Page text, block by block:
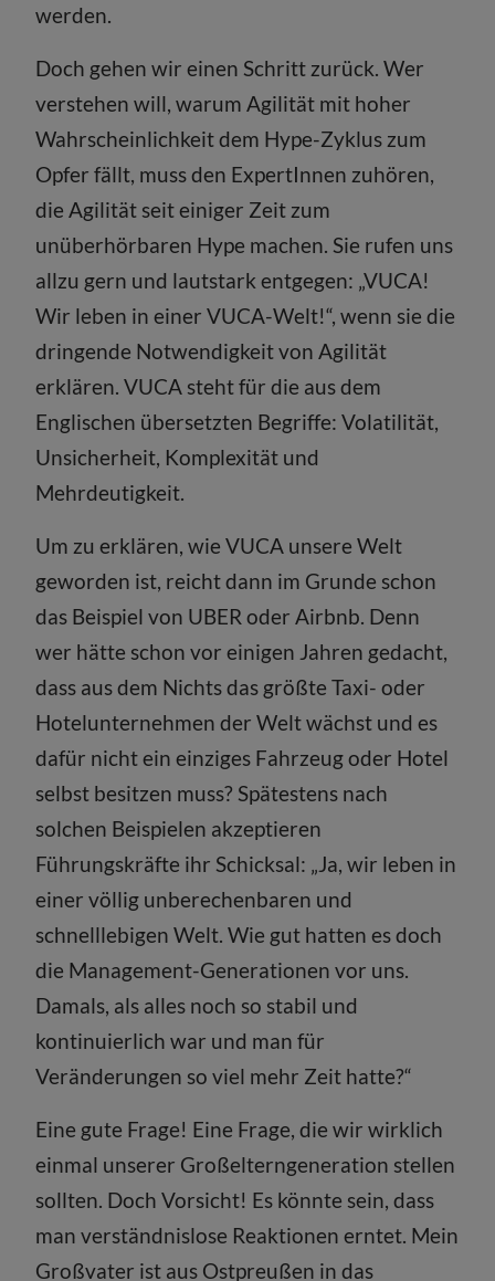
werden.
Doch gehen wir einen Schritt zurück. Wer
verstehen will, warum Agilität mit hoher
Wahrscheinlichkeit dem Hype-Zyklus zum
Opfer fällt, muss den ExpertInnen zuhören,
die Agilität seit einiger Zeit zum
unüberhörbaren Hype machen. Sie rufen uns
allzu gern und lautstark entgegen: „VUCA!
Wir leben in einer VUCA-Welt!“, wenn sie die
dringende Notwendigkeit von Agilität
erklären. VUCA steht für die aus dem
Englischen übersetzten Begriffe: Volatilität,
Unsicherheit, Komplexität und
Mehrdeutigkeit.
Um zu erklären, wie VUCA unsere Welt
geworden ist, reicht dann im Grunde schon
das Beispiel von UBER oder Airbnb. Denn
wer hätte schon vor einigen Jahren gedacht,
dass aus dem Nichts das größte Taxi- oder
Hotelunternehmen der Welt wächst und es
dafür nicht ein einziges Fahrzeug oder Hotel
selbst besitzen muss? Spätestens nach
solchen Beispielen akzeptieren
Führungskräfte ihr Schicksal: „Ja, wir leben in
einer völlig unberechenbaren und
schnelllebigen Welt. Wie gut hatten es doch
die Management-Generationen vor uns.
Damals, als alles noch so stabil und
kontinuierlich war und man für
Veränderungen so viel mehr Zeit hatte?“
Eine gute Frage! Eine Frage, die wir wirklich
einmal unserer Großelterngeneration stellen
sollten. Doch Vorsicht! Es könnte sein, dass
man verständnislose Reaktionen erntet. Mein
Großvater ist aus Ostpreußen in das